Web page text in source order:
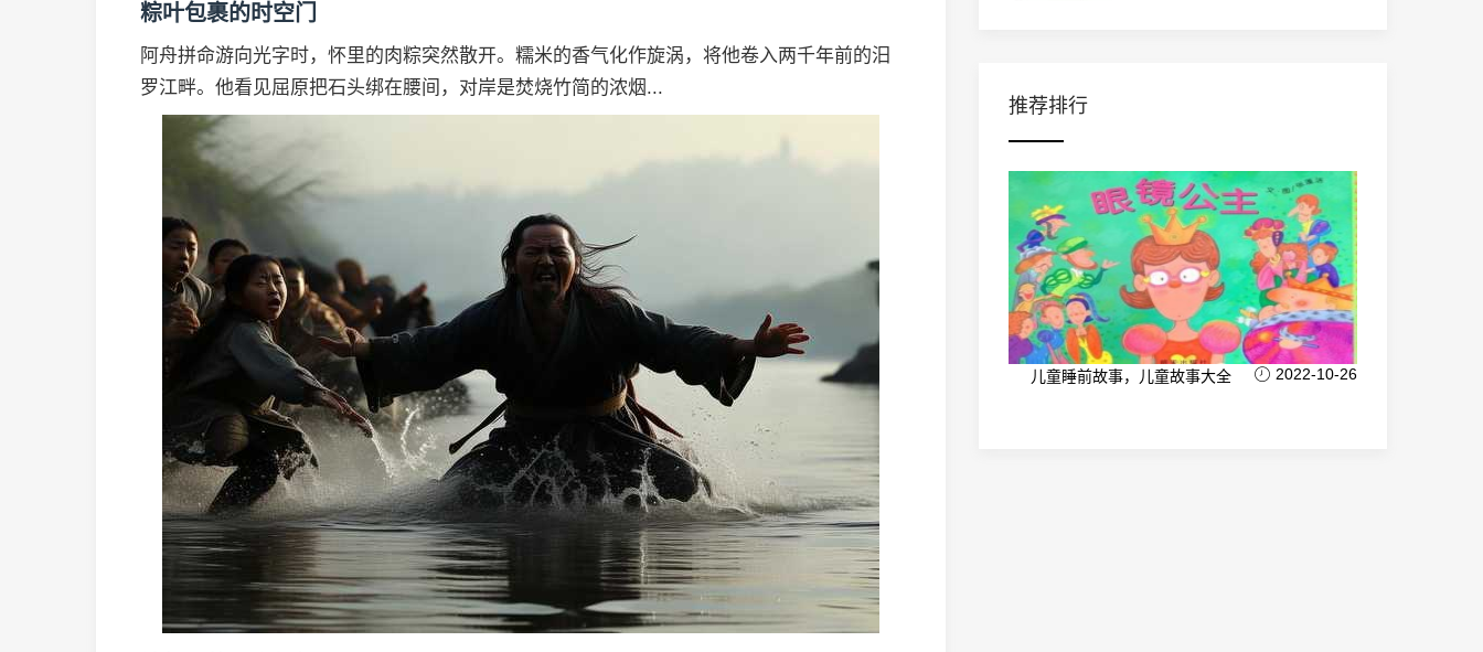
粽叶包裹的时空门
阿舟拼命游向光字时，怀里的肉粽突然散开。糯米的香气化作旋涡，将他卷入两千年前的汨
罗江畔。他看见屈原把石头绑在腰间，对岸是焚烧竹简的浓烟...
推荐排行
儿童睡前故事，儿童故事大全 2022-10-26